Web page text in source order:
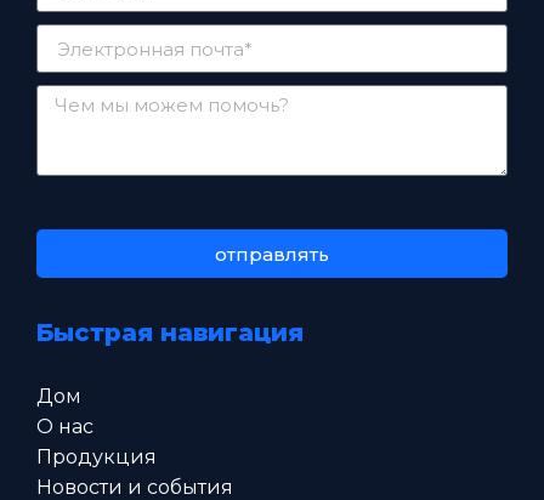
отправлять
Быстрая навигация
Дом
О нас
Продукция
Новости и события